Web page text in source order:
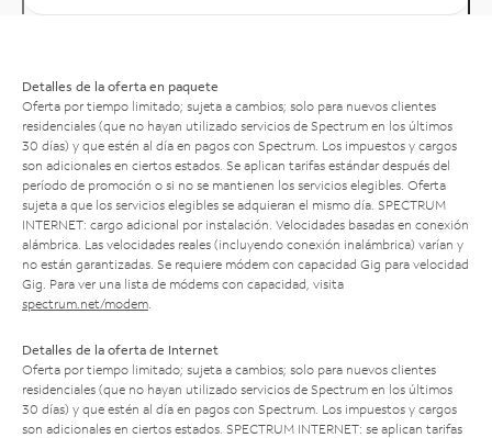
Detalles de la oferta en paquete
Oferta por tiempo limitado; sujeta a cambios; solo para nuevos clientes
residenciales (que no hayan utilizado servicios de Spectrum en los últimos
30 días) y que estén al día en pagos con Spectrum. Los impuestos y cargos
son adicionales en ciertos estados. Se aplican tarifas estándar después del
período de promoción o si no se mantienen los servicios elegibles. Oferta
sujeta a que los servicios elegibles se adquieran el mismo día. SPECTRUM
INTERNET: cargo adicional por instalación. Velocidades basadas en conexión
alámbrica. Las velocidades reales (incluyendo conexión inalámbrica) varían y
no están garantizadas. Se requiere módem con capacidad Gig para velocidad
Gig. Para ver una lista de módems con capacidad, visita
spectrum.net/modem
Detalles de la oferta de Internet
Oferta por tiempo limitado; sujeta a cambios; solo para nuevos clientes
residenciales (que no hayan utilizado servicios de Spectrum en los últimos
30 días) y que estén al día en pagos con Spectrum. Los impuestos y cargos
son adicionales en ciertos estados. SPECTRUM INTERNET: se aplican tarifas